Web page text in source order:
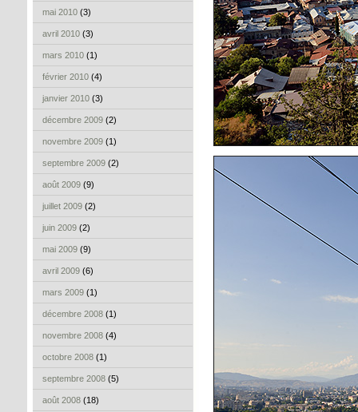
mai 2010 (3)
avril 2010 (3)
mars 2010 (1)
février 2010 (4)
janvier 2010 (3)
décembre 2009 (2)
novembre 2009 (1)
septembre 2009 (2)
août 2009 (9)
juillet 2009 (2)
juin 2009 (2)
mai 2009 (9)
avril 2009 (6)
mars 2009 (1)
décembre 2008 (1)
novembre 2008 (4)
octobre 2008 (1)
septembre 2008 (5)
août 2008 (18)